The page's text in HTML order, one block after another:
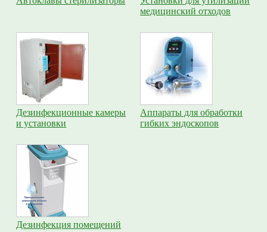
медицинский отходов
Дезинфекционные камеры
и установки
Аппараты для обработки
гибких эндоскопов
Дезинфекция помещений